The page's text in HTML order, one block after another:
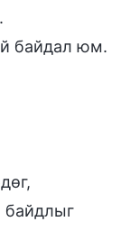
байдал юм.
байдлыг